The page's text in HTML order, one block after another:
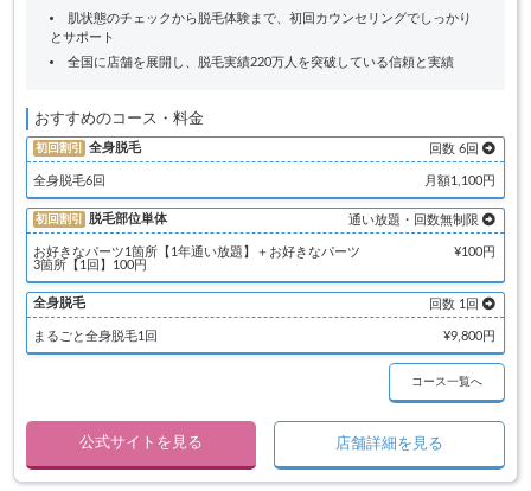
肌状態のチェックから脱毛体験まで、初回カウンセリングでしっかり
とサポート
全国に店舗を展開し、脱毛実績220万人を突破している信頼と実績
おすすめのコース・料金
初回割引 全身脱毛 回数 6回
全身脱毛6回 月額1,100円
初回割引 脱毛部位単体 通い放題・回数無制限
お好きなパーツ1箇所【1年通い放題】＋お好きなパーツ
3箇所【1回】100円
¥100円
全身脱毛 回数 1回
まるごと全身脱毛1回 ¥9,800円
コース一覧へ
公式サイトを見る 店舗詳細を見る